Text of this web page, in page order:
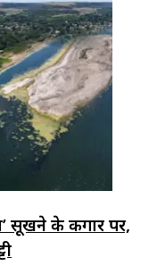
सूखने के कगार पर,